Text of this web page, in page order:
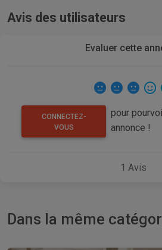
Avis des utilisateurs
Evaluer cette
CONNECTEZ-
VOUS
pour
annonce !
1 Avis
Dans la même